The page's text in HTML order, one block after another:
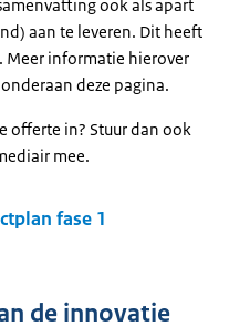
ook als apart
aan te leveren. Dit heeft
Meer informatie hierover
deze pagina.
offerte in? Stuur dan ook
mee.
fase 1
de innovatie